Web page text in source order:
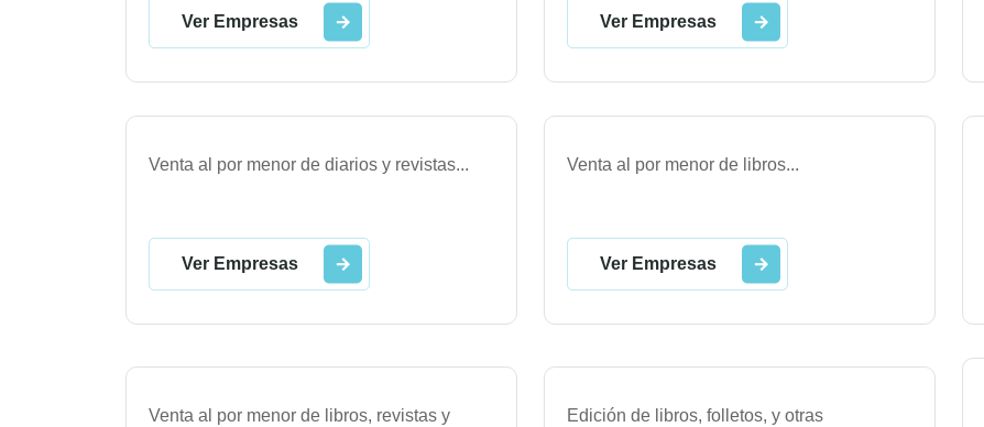
Ver Empresas Ver Empresas
Venta al por menor de diarios y revistas...
Ver Empresas
Venta al por menor de libros...
Ver Empresas
Venta al por menor de libros, revistas y
Edición de libros, folletos, y otras